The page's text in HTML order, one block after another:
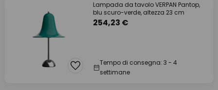
Lampada da tavolo VERPAN Pantop,
blu scuro-verde, altezza 23 cm
254,23 €
Tempo di consegna: 3 - 4
settimane